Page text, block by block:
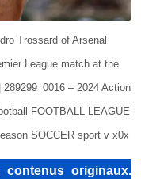
Trossard of Arsenal
League match at the
– 2024 Action
FOOTBALL LEAGUE
SOCCER sport v x0x
originaux.